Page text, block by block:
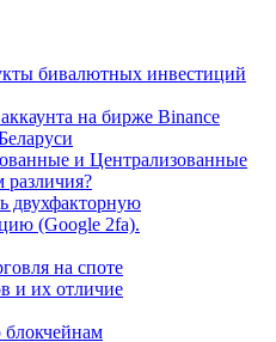
бивалютных инвестиций
на бирже Binance
и Централизованные
двухфакторную
(Google 2fa).
на споте
и их отличие